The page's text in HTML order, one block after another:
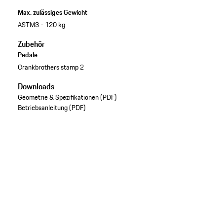
Max. zulässiges Gewicht
ASTM3 - 120 kg
Zubehör
Pedale
Crankbrothers stamp 2
Downloads
Geometrie & Spezifikationen (PDF)
Betriebsanleitung (PDF)